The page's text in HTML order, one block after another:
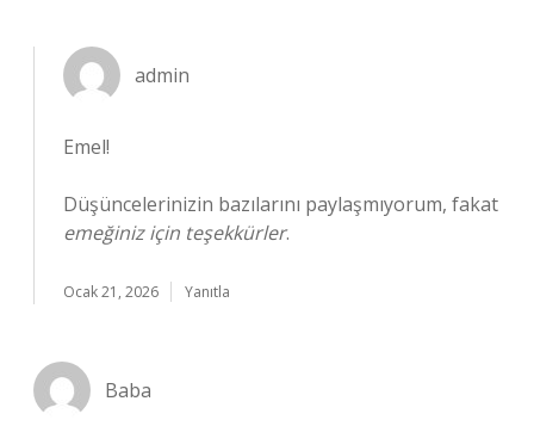
admin
Emel!
Düşüncelerinizin bazılarını paylaşmıyorum, fakat
emeğiniz için teşekkürler.
Ocak 21, 2026 Yanıtla
Baba